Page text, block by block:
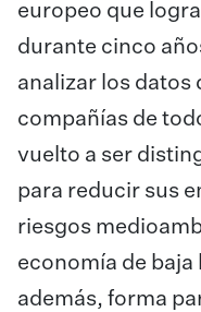
europeo que
durante cinco
analizar los datos
compañías de
vuelto a ser
para reducir sus
riesgos
economía de
además, forma